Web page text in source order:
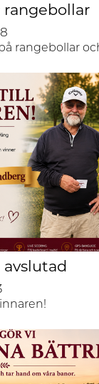
rangebollar
rangebollar
avslutad